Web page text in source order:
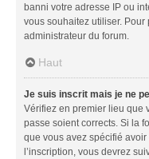
banni votre adresse IP ou
vous souhaitez utiliser. Pour
administrateur du forum.
Haut
Je suis inscrit mais je ne
Vérifiez en premier lieu que
passe soient corrects. Si la
que vous avez spécifié
l’inscription, vous devrez